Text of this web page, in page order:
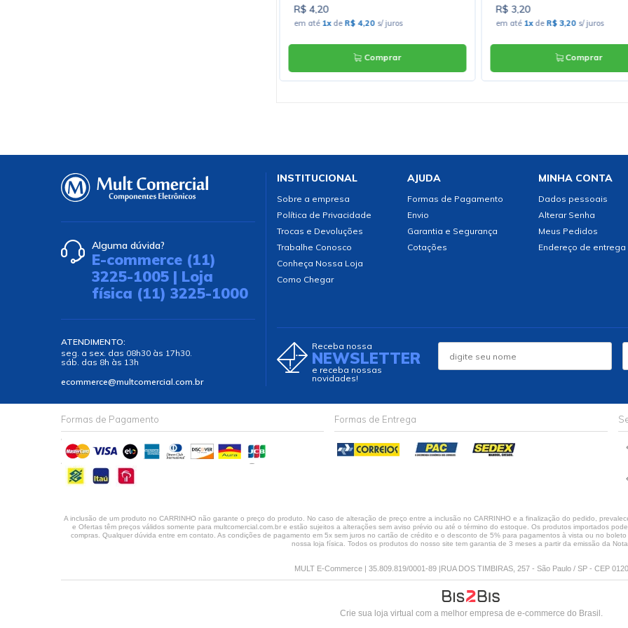
R$ 4,20
em até 1xde R$ 4,20 s/ juros
Comprar
R$ 3,20
em até 1xde R$ 3,20 s/ juros
Comprar
Alguma dúvida?
E-commerce (11)
3225-1005 | Loja
física (11) 3225-1000
ATENDIMENTO:
seg. a sex. das 08h30 às 17h30.
sáb. das 8h às 13h
ecommerce@multcomercial.com.br
INSTITUCIONAL
Sobre a empresa
Política de Privacidade
Trocas e Devoluções
Trabalhe Conosco
Conheça Nossa Loja
Como Chegar
AJUDA
Formas de Pagamento
Envio
Garantia e Segurança
Cotações
MINHA CONTA
Dados pessoais
Alterar Senha
Meus Pedidos
Endereço de entrega
Receba nossa
NEWSLETTER
e receba nossas
novidades!
Formas de Pagamento Formas de Entrega
A inclusão de um produto no CARRINHO não garante o preço do produto. No caso de alteração de preço entre a inclusão no CARRINHO e a finalização do pedido,
e Ofertas têm preços válidos somente para multcomercial.com.br e estão sujeitos a alterações sem aviso prévio ou até o término do estoque. Os produtos importados
compras. Qualquer dúvida entre em contato. As condições de pagamento em 5x sem juros no cartão de crédito e o desconto de 5% para pagamentos à vista ou no
nossa loja física. Todos os produtos do nosso site tem garantia de 3 meses a partir da emissão da
MULT E-Commerce | 35.809.819/0001-89 |RUA DOS TIMBIRAS, 257 - São Paulo / SP - CEP
Crie sua loja virtual com a melhor empresa de e-commerce do Brasil.